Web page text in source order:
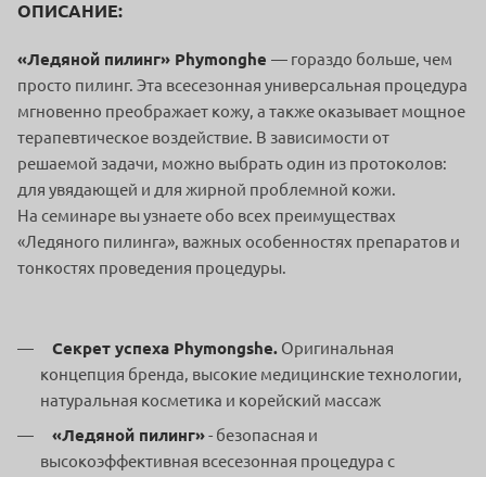
ОПИСАНИЕ:
«Ледяной пилинг» Phymonghe — гораздо больше, чем
просто пилинг. Эта всесезонная универсальная процедура
мгновенно преображает кожу, а также оказывает мощное
терапевтическое воздействие. В зависимости от
решаемой задачи, можно выбрать один из протоколов:
для увядающей и для жирной проблемной кожи.
На семинаре вы узнаете обо всех преимуществах
«Ледяного пилинга», важных особенностях препаратов и
тонкостях проведения процедуры.
Секрет успеха Phymongshe. Оригинальная
концепция бренда, высокие медицинские технологии,
натуральная косметика и корейский массаж
«Ледяной пилинг»- безопасная и
высокоэффективная всесезонная процедура с